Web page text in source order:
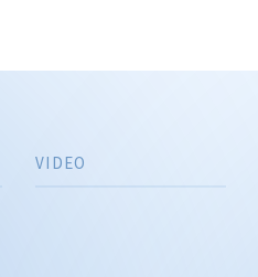
VIDEO